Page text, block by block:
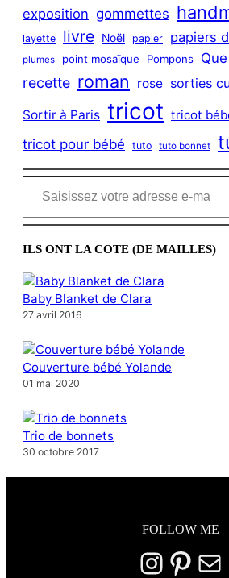
exposition gommettes
layette livre Noël papier papiers
plumes point mosaïque Pompons
recette roman rose sorties
Sortir à Paris tricot tricot
tricot pour bébé tuto tuto bonnet
Saisissez votre adresse e-mail…
ILS ONT LA COTE (DE MAILLES)
Baby Blanket de Clara
27 avril 2016
Couverture bébé Yolande
01 mai 2020
Trio de bonnets
30 octobre 2017
FOLLOW ME
Instagram Pinterest E-mail